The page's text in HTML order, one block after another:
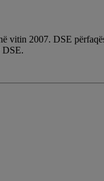
vitin 2007. DSE
DSE.